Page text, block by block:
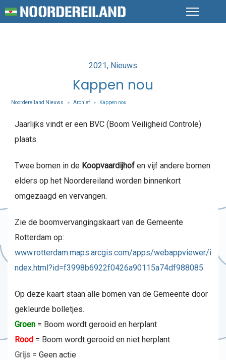
Posted
2021 Nieuws
Kappen nou
Noordereiland Nieuws > Archief > Kappen nou
Jaarlijks vindt er een BVC (Boom Veiligheid Controle)
plaats.
Twee bomen in de Koopvaardijhof en vijf andere bomen
elders op het Noordereiland worden binnenkort
omgezaagd en vervangen.
Zie de boomvervangingskaart van de Gemeente
Rotterdam op:
www.rotterdam.maps.arcgis.com/apps/webappviewer/i
ndex.html?id=f3998b6922f0426a90115a74df988085
Op deze kaart staan alle bomen van de Gemeente door
gekleurde bolletjes.
Groen = Boom wordt gerooid en herplant
Rood = Boom wordt gerooid en niet herplant
Grijs = Geen actie